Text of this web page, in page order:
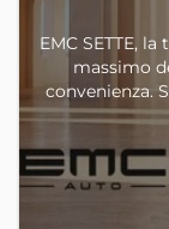
EMC SETTE,
massimo
convenienza.
intelligente,
dove serve
€ 24.800.
veicoli in